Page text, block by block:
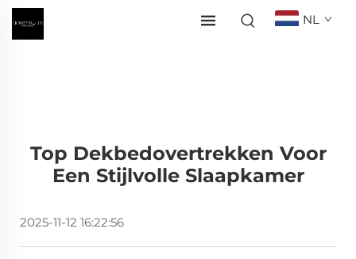
NL
Top Dekbedovertrekken Voor
Een Stijlvolle Slaapkamer
2025-11-12 16:22:56